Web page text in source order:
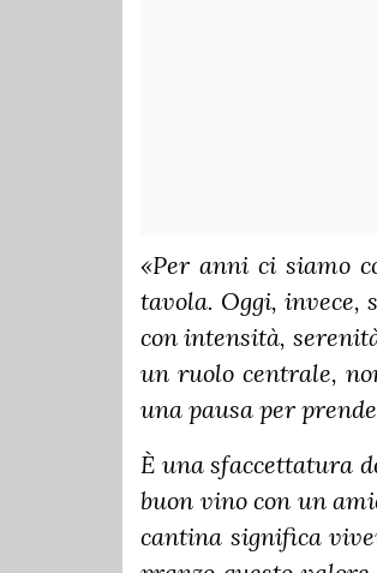
«Per anni ci siamo
tavola. Oggi, invece,
con intensità,
un ruolo centrale,
una pausa per
È una sfaccettatura
buon vino con un
cantina significa